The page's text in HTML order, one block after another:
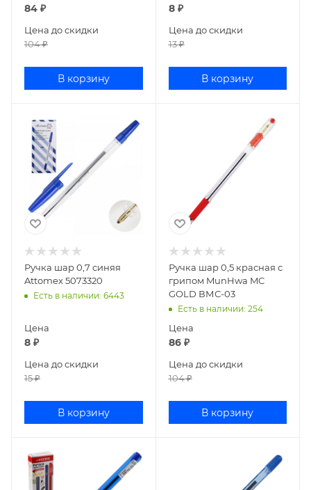
84 ₽
Цена до скидки
104₽
В корзину
8₽
Цена до скидки
13₽
В корзину
Ручка шар 0,7 синяя
Attomex 5073320
Есть в наличии: 6443
Цена
8 ₽
Цена до скидки
15₽
В корзину
Ручка шар 0,5 красная с
грипом MunHwa MC
GOLD ВМС-03
Есть в наличии: 254
Цена
86₽
Цена до скидки
104₽
В корзину